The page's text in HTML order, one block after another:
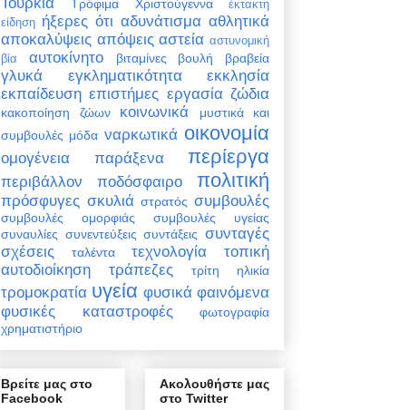
Τρόφιμα Χριστούγεννα
έκτακτη
είδηση ήξερες ότι αδυνάτισμα αθλητικά
αποκαλύψεις απόψεις αστεία αστυνομική
βία
αυτοκίνητο βιταμίνες βουλή βραβεία
γλυκά εγκληματικότητα
εκκλησία
εκπαίδευση επιστήμες εργασία ζώδια
κακοποίηση ζώων κοινωνικά
μυστικά και
συμβουλές μόδα ναρκωτικά οικονομία
ομογένεια παράξενα περίεργα
περιβάλλον ποδόσφαιρο πολιτική
πρόσφυγες σκυλιά στρατός συμβουλές
συμβουλές ομορφιάς
συμβουλές υγείας
συναυλίες συνεντεύξεις συντάξεις συνταγές
σχέσεις
ταλέντα τεχνολογία
τοπική
αυτοδιοίκηση
τράπεζες τρίτη ηλικία
τρομοκρατία υγεία φυσικά φαινόμενα
φυσικές καταστροφές
φωτογραφία
χρηματιστήριο
Βρείτε μας στο
Facebook
Ακολουθήστε μας
στο Twitter